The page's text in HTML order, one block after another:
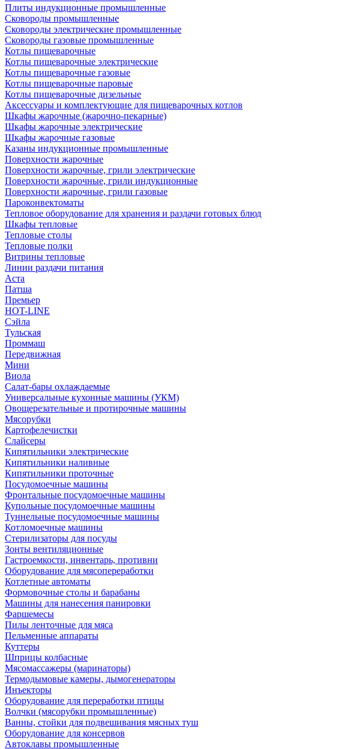
Плиты индукционные промышленные
Сковороды промышленные
Сковороды электрические промышленные
Сковороды газовые промышленные
Котлы пищеварочные
Котлы пищеварочные электрические
Котлы пищеварочные газовые
Котлы пищеварочные паровые
Котлы пищеварочные дизельные
Аксессуары и комплектующие для пищеварочных котлов
Шкафы жарочные (жарочно-пекарные)
Шкафы жарочные электрические
Шкафы жарочные газовые
Казаны индукционные промышленные
Поверхности жарочные
Поверхности жарочные, грили электрические
Поверхности жарочные, грили индукционные
Поверхности жарочные, грили газовые
Пароконвектоматы
Тепловое оборудование для хранения и раздачи готовых блюд
Шкафы тепловые
Тепловые столы
Тепловые полки
Витрины тепловые
Линии раздачи питания
Аста
Патша
Премьер
HOT-LINE
Сэйла
Тульская
Проммаш
Передвижная
Мини
Виола
Салат-бары охлаждаемые
Универсальные кухонные машины (УКМ)
Овощерезательные и протирочные машины
Мясорубки
Картофелечистки
Слайсеры
Кипятильники электрические
Кипятильники наливные
Кипятильники проточные
Посудомоечные машины
Фронтальные посудомоечные машины
Купольные посудомоечные машины
Туннельные посудомоечные машины
Котломоечные машины
Стерилизаторы для посуды
Зонты вентиляционные
Гастроемкости, инвентарь, противни
Оборудование для мясопереработки
Котлетные автоматы
Формовочные столы и барабаны
Машины для нанесения панировки
Фаршемесы
Пилы ленточные для мяса
Пельменные аппараты
Куттеры
Шприцы колбасные
Мясомассажеры (маринаторы)
Термодымовые камеры, дымогенераторы
Инъекторы
Оборудование для переработки птицы
Волчки (мясорубки промышленные)
Ванны, стойки для подвешивания мясных туш
Оборудование для консервов
Автоклавы промышленные